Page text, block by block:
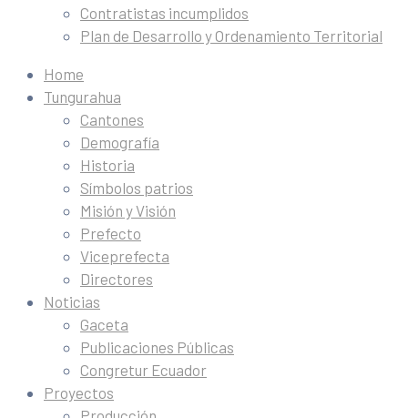
Contratistas incumplidos
Plan de Desarrollo y Ordenamiento Territorial
Home
Tungurahua
Cantones
Demografía
Historia
Símbolos patrios
Misión y Visión
Prefecto
Viceprefecta
Directores
Noticias
Gaceta
Publicaciones Públicas
Congretur Ecuador
Proyectos